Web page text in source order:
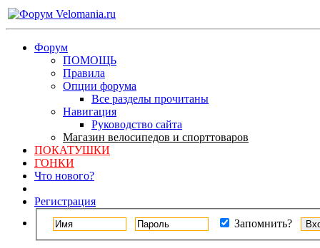
Форум
ПОМОЩЬ
Правила
Опции форума
Все разделы прочитаны
Навигация
Руководство сайта
Магазин велосипедов и спорттоваров
ПОКАТУШКИ
ГОНКИ
Что нового?
Регистрация
Запомнить?